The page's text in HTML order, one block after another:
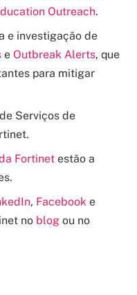
Outreach.
e investigação de
e Outbreak Alerts, que
para mitigar
de Serviços de
Fortinet estão a
, Facebook e
no blog ou no